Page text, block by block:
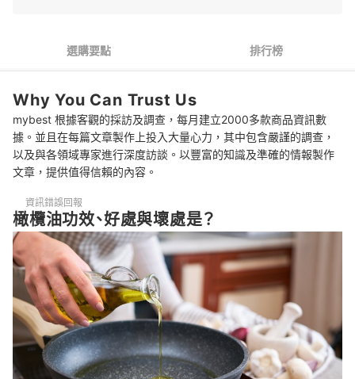
橄欖油 推薦排行榜
參考更多推薦油品
選購要點 排行榜
Why You Can Trust Us
mybest 根據客觀的採訪及調查，每月建立2000多款商品資訊數
據。並且在每篇文章製作上投入大量心力，其中包含嚴謹的調查，
以及與各領域專家進行深度訪談。以豐富的知識及準確的情報製作
文章，提供值得信賴的內容。
資訊錯誤回報
橄欖油功效、好處與壞處是？